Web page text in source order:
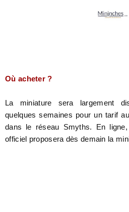
Où acheter ?
La miniature sera largement
quelques semaines pour un tarif
dans le réseau Smyths. En
officiel proposera dès demain la